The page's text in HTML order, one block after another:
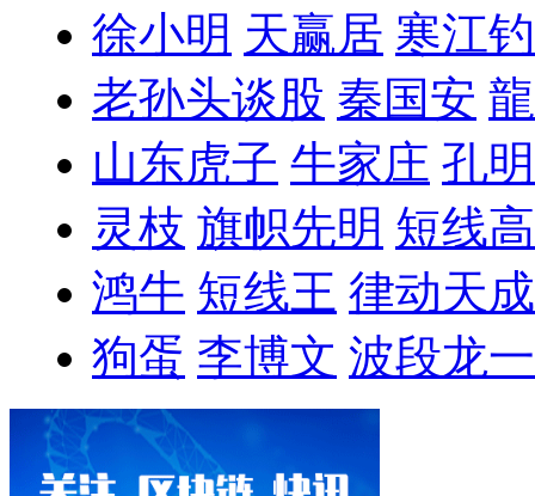
徐小明 天赢居 寒江
老孙头谈股 秦国安
山东虎子 牛家庄 孔
灵枝 旗帜先明 短线
鸿牛 短线王 律动天成
狗蛋 李博文 波段龙一